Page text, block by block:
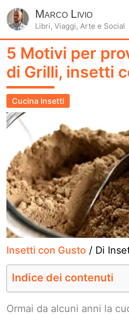
Marco Livio
Libri, Viaggi, Arte e Social
5 Motivi per
di Grilli, insetti
Cucina Insetti
Insetti con Gusto / Di
Indice dei contenuti
Ormai da alcuni anni la